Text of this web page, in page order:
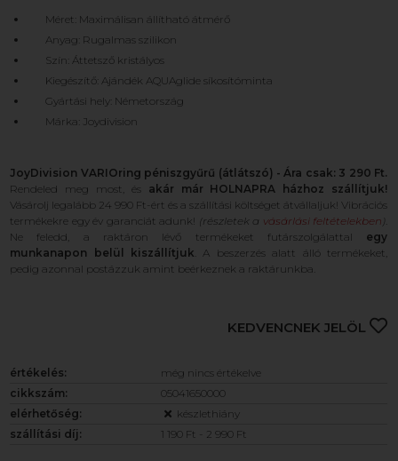
Méret: Maximálisan állítható átmérő
Anyag: Rugalmas szilikon
Szín: Áttetsző kristályos
Kiegészítő: Ajándék AQUAglide síkosítóminta
Gyártási hely: Németország
Márka: Joydivision
JoyDivision VARIOring péniszgyűrű (átlátszó) - Ára csak: 3 290 Ft.
Rendeled meg most, és akár már HOLNAPRA házhoz szállítjuk!
Vásárolj legalább 24 990 Ft-ért és a szállítási költséget átvállaljuk! Vibrációs
termékekre egy év garanciát adunk! (részletek a vásárlási feltételekben )
Ne feledd, a raktáron lévő termékeket futárszolgálattal egy
munkanapon belül kiszállítjuk . A beszerzés alatt álló termékeket,
pedig azonnal postázzuk amint beérkeznek a raktárunkba.
KEDVENCNEK JELÖL
értékelés:
még nincs értékelve
cikkszám:
05041650000
elérhetőség:
készlethiány
szállítási díj:
1 190 Ft - 2 990 Ft